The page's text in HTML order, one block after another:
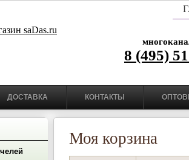
8 (495)
ДОСТАВКА КОНТАКТЫ
Моя корзина